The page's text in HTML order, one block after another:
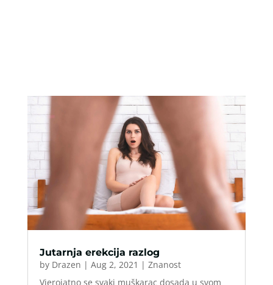
Jutarnja erekcija razlog
by Drazen | Aug 2, 2021 | Znanost
Vjerojatno se svaki muškarac dosada u svom